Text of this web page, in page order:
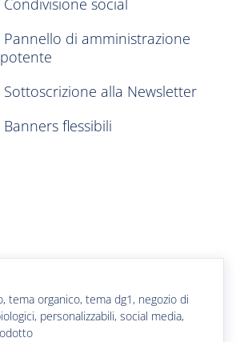
Condivisione social
Pannello di amministrazione
potente
Sottoscrizione alla Newsletter
Banners flessibili
tema organico, tema dg1, negozio di
personalizzabili, social media,